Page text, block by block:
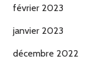
février 2023
janvier 2023
décembre 2022